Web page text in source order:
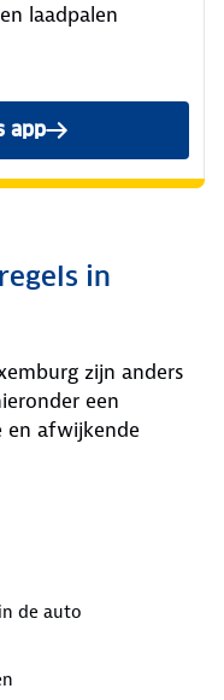
laadpalen
app
in
zijn anders
een
en afwijkende
de auto